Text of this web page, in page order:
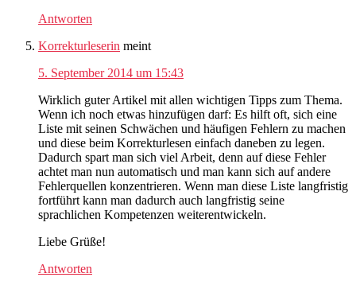
Antworten
Korrekturleserin meint
5. September 2014 um 15:43
Wirklich guter Artikel mit allen wichtigen Tipps zum Thema.
Wenn ich noch etwas hinzufügen darf: Es hilft oft, sich eine
Liste mit seinen Schwächen und häufigen Fehlern zu machen
und diese beim Korrekturlesen einfach daneben zu legen.
Dadurch spart man sich viel Arbeit, denn auf diese Fehler
achtet man nun automatisch und man kann sich auf andere
Fehlerquellen konzentrieren. Wenn man diese Liste langfristig
fortführt kann man dadurch auch langfristig seine
sprachlichen Kompetenzen weiterentwickeln.
Liebe Grüße!
Antworten